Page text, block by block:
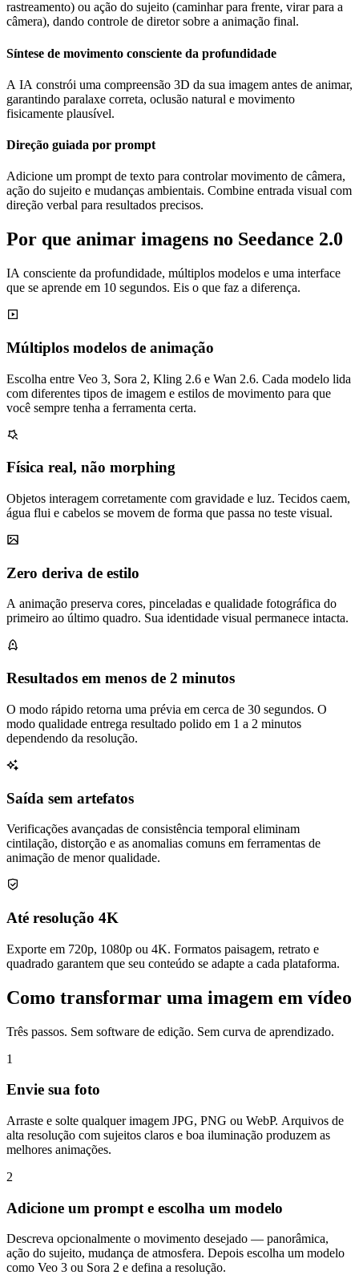
rastreamento) ou ação do sujeito (caminhar para frente, virar para a
câmera), dando controle de diretor sobre a animação final.
Síntese de movimento consciente da profundidade
A IA constrói uma compreensão 3D da sua imagem antes de animar,
garantindo paralaxe correta, oclusão natural e movimento
fisicamente plausível.
Direção guiada por prompt
Adicione um prompt de texto para controlar movimento de câmera,
ação do sujeito e mudanças ambientais. Combine entrada visual com
direção verbal para resultados precisos.
Por que animar imagens no Seedance 2.0
IA consciente da profundidade, múltiplos modelos e uma interface
que se aprende em 10 segundos. Eis o que faz a diferença.
Múltiplos modelos de animação
Escolha entre Veo 3, Sora 2, Kling 2.6 e Wan 2.6. Cada modelo lida
com diferentes tipos de imagem e estilos de movimento para que
você sempre tenha a ferramenta certa.
Física real, não morphing
Objetos interagem corretamente com gravidade e luz. Tecidos caem,
água flui e cabelos se movem de forma que passa no teste visual.
Zero deriva de estilo
A animação preserva cores, pinceladas e qualidade fotográfica do
primeiro ao último quadro. Sua identidade visual permanece intacta.
Resultados em menos de 2 minutos
O modo rápido retorna uma prévia em cerca de 30 segundos. O
modo qualidade entrega resultado polido em 1 a 2 minutos
dependendo da resolução.
Saída sem artefatos
Verificações avançadas de consistência temporal eliminam
cintilação, distorção e as anomalias comuns em ferramentas de
animação de menor qualidade.
Até resolução 4K
Exporte em 720p, 1080p ou 4K. Formatos paisagem, retrato e
quadrado garantem que seu conteúdo se adapte a cada plataforma.
Como transformar uma imagem em vídeo
Três passos. Sem software de edição. Sem curva de aprendizado.
1
Envie sua foto
Arraste e solte qualquer imagem JPG, PNG ou WebP. Arquivos de
alta resolução com sujeitos claros e boa iluminação produzem as
melhores animações.
2
Adicione um prompt e escolha um modelo
Descreva opcionalmente o movimento desejado — panorâmica,
ação do sujeito, mudança de atmosfera. Depois escolha um modelo
como Veo 3 ou Sora 2 e defina a resolução.